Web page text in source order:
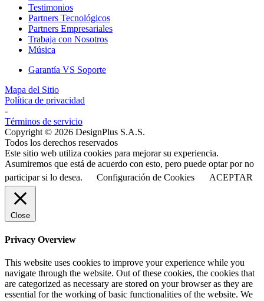
Testimonios
Partners Tecnológicos
Partners Empresariales
Trabaja con Nosotros
Música
Garantía VS Soporte
Mapa del Sitio
Política de privacidad
-
Términos de servicio
Copyright © 2026 DesignPlus S.A.S.
Todos los derechos reservados
Este sitio web utiliza cookies para mejorar su experiencia.
Asumiremos que está de acuerdo con esto, pero puede optar por no
participar si lo desea.
Configuración de Cookies ACEPTAR
Close
Privacy Overview
This website uses cookies to improve your experience while you
navigate through the website. Out of these cookies, the cookies that
are categorized as necessary are stored on your browser as they are
essential for the working of basic functionalities of the website. We